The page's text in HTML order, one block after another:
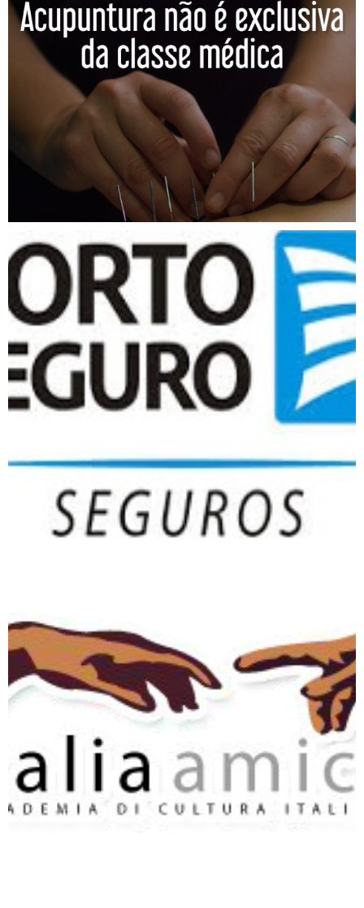
CNS publica nota de
esclarecimento: Acupuntura
não é exclusiva da classe
médica
Porto Seguro Seguros
Instituto de Língua Cultura
Italiana – Italia Amica